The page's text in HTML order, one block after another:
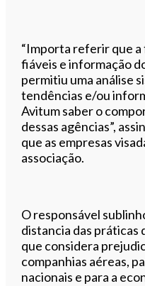
“Importa referir que
fiáveis e informação
permitiu uma análise
tendências e/ou
Avitum saber o
dessas agências”,
que as empresas
associação.
O responsável
distancia das
que considera
companhias aéreas,
nacionais e para a